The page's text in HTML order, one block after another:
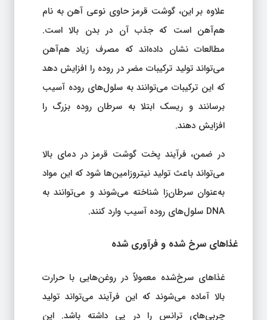
علاوه بر این، گوشت قرمز حاوی نوعی آهن به نام
هم‌آهن است که جذب آن در بدن بالا است.
مطالعات نشان داده‌اند که مصرف زیاد هم‌آهن
می‌تواند تولید ترکیبات مضر در روده را افزایش دهد
که این ترکیبات می‌توانند به سلول‌های روده آسیب
برسانند و ریسک ابتلا به سرطان روده بزرگ را
افزایش دهند.
در ضمن، فرآیند پخت گوشت قرمز در دمای بالا
می‌تواند باعث تولید نیتروزامین‌ها شود که این مواد
به‌عنوان سرطان‌زا شناخته می‌شوند و می‌توانند به
DNA سلول‌های روده آسیب وارد کنند.
غذاهای سرخ‌ شده و فرآوری‌ شده
غذاهای سرخ‌شده معمولاً در روغن‌هایی با حرارت
بالا آماده می‌شوند که این فرآیند می‌تواند تولید
چربی‌های ترانس را در پی داشته باشد. این